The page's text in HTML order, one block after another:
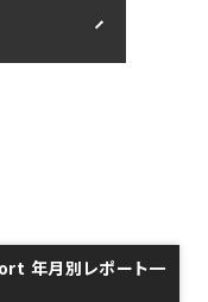
年月別レポート一